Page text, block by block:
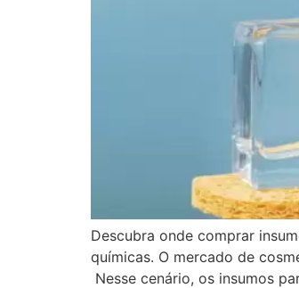
Descubra onde comprar
químicas. O mercado de
Nesse cenário, os insumos